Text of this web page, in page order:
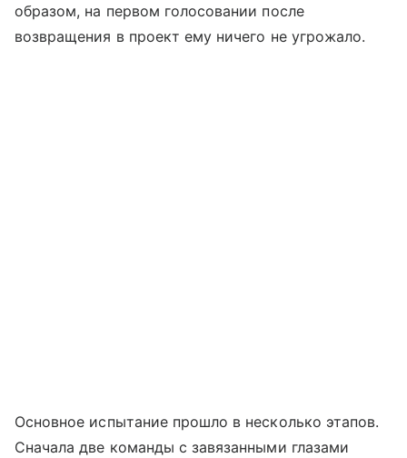
образом, на первом голосовании после
возвращения в проект ему ничего не угрожало.
Основное испытание прошло в несколько этапов.
Сначала две команды с завязанными глазами